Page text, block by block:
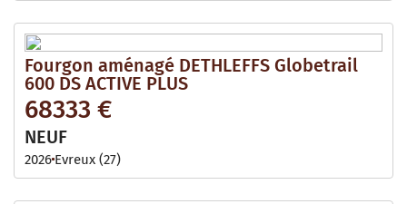
Fourgon aménagé DETHLEFFS Globetrail
600 DS ACTIVE PLUS
68333 €
NEUF
2026 Evreux (27)